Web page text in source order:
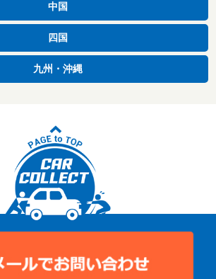
中国
四国
九州・沖縄